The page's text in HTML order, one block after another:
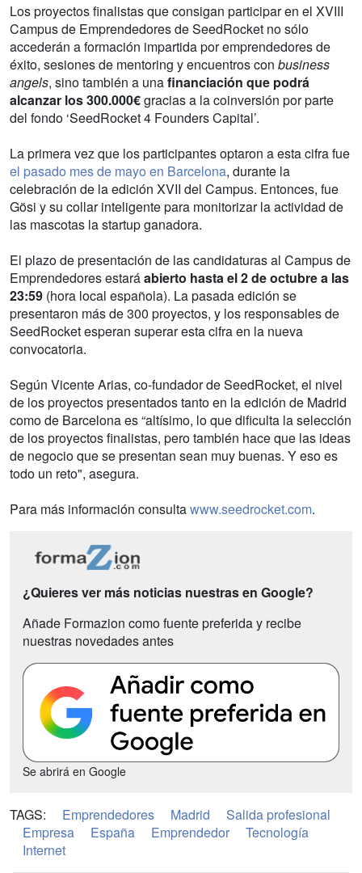
Los proyectos finalistas que consigan participar en el XVIII
Campus de Emprendedores de SeedRocket no sólo
accederán a formación impartida por emprendedores de
éxito, sesiones de mentoring y encuentros con business
angels, sino también a unafinanciación que podrá
alcanzar los 300.000€gracias a la coinversión por parte
del fondo ‘SeedRocket 4 Founders Capital’.
La primera vez que los participantes optaron a esta cifra fue
el pasado mes de mayo en Barcelona, durante la
celebración de la edición XVII del Campus. Entonces, fue
Gösi y su collar inteligente para monitorizar la actividad de
las mascotas la startup ganadora.
El plazo de presentación de las candidaturas al Campus de
Emprendedores estaráabierto hasta el 2 de octubre a las
23:59 (hora local española). La pasada edición se
presentaron más de 300 proyectos, y los responsables de
SeedRocket esperan superar esta cifra en la nueva
convocatoria.
Según Vicente Arias, co-fundador de SeedRocket, el nivel
de los proyectos presentados tanto en la edición de Madrid
como de Barcelona es “altísimo, lo que dificulta la selección
de los proyectos finalistas, pero también hace que las ideas
de negocio que se presentan sean muy buenas. Y eso es
todo un reto", asegura.
Para más información consultawww.seedrocket.com.
¿Quieres ver más noticias nuestras en Google?
Añade Formazion como fuente preferida y recibe
nuestras novedades antes
Se abrirá en Google
TAGS: Emprendedores Madrid
Salida profesional
Empresa
España Emprendedor
Tecnología
Internet